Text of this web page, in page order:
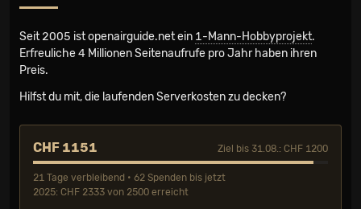
Seit 2005 ist openairguide.net ein 1-Mann-Hobbyprojekt.
Erfreuliche 4 Millionen Seiten­aufrufe pro Jahr haben ihren
Preis.
Hilfst du mit, die laufenden Serverkosten zu decken?
CHF 1151 Ziel bis 31.08.: CHF 1200
21 Tage verbleibend • 62 Spenden bis jetzt
2025: CHF 2333 von 2500 erreicht